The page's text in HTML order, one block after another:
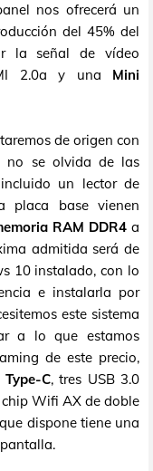
nos ofrecerá un
del 45% del
la señal de vídeo
2.0a y una Mini
de origen con
no se olvida de las
un lector de
placa base vienen
RAM DDR4a
admitida será de
10 instalado, con lo
e instalarla por
este sistema
a lo que estamos
de este precio,
C, tres USB 3.0
Wifi AX de doble
dispone tiene una